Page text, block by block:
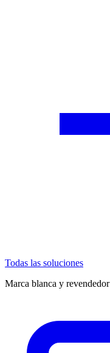
Todas las soluciones
Marca blanca y revendedor